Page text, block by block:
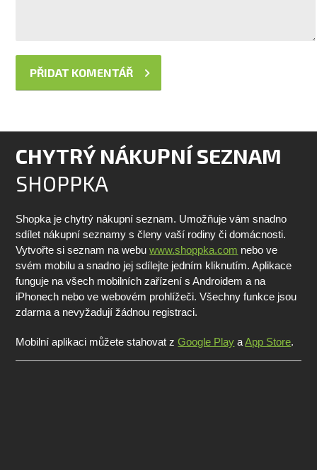
CHYTRÝ NÁKUPNÍ SEZNAM
SHOPPKA
Shopka je chytrý nákupní seznam. Umožňuje vám snadno
sdílet nákupní seznamy s členy vaší rodiny či domácnosti.
Vytvořte si seznam na webuwww.shoppka.com nebo ve
svém mobilu a snadno jej sdílejte jedním kliknutím. Aplikace
funguje na všech mobilních zařízení s Androidem a na
iPhonech nebo ve webovém prohlížeči. Všechny funkce jsou
zdarma a nevyžadují žádnou registraci.
Mobilní aplikaci můžete stahovat zGoogle Play aApp Store.